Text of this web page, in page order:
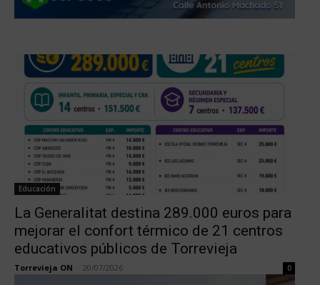
Educación
La Generalitat destina 289.000 euros para
mejorar el confort térmico de 21 centros
educativos públicos de Torrevieja
Torrevieja ON 20/07/2026 0